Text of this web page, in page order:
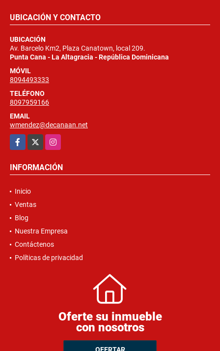
UBICACIÓN Y CONTACTO
UBICACIÓN
Av. Barcelo Km2, Plaza Canatown, local 209.
Punta Cana - La Altagracia - República Dominicana
MÓVIL
8094493333
TELÉFONO
8097959166
EMAIL
wmendez@decanaan.net
Facebook
Instagram
INFORMACIÓN
Inicio
Ventas
Blog
Nuestra Empresa
Contáctenos
Políticas de privacidad
Oferte su inmueble
con nosotros